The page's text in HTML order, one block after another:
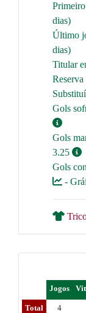
dias)
Último
dias)
Titular
Gols
Gols
3.25
Gols
-
Jogos
Total 4